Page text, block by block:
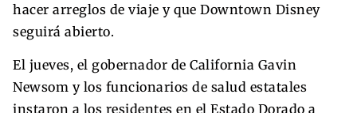
hacer arreglos de viaje y que Downtown Disney
seguirá abierto.
El jueves, el gobernador de California Gavin
Newsom y los funcionarios de salud estatales
instaron a los residentes en el Estado Dorado a